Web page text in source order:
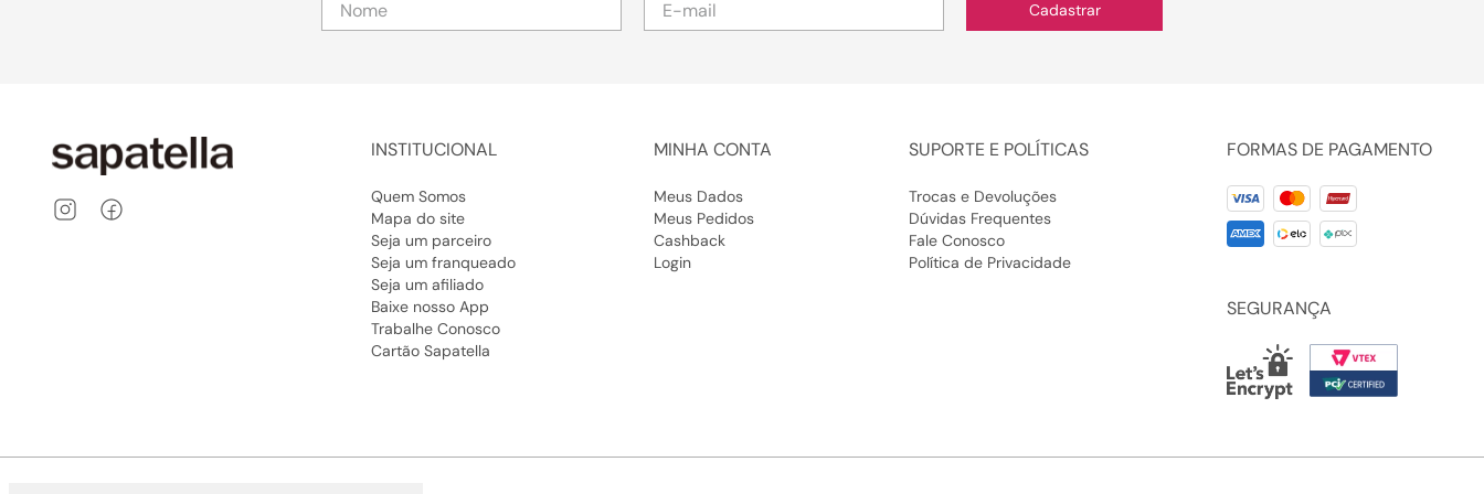
sandália que valorize o look com leveza.
A sandália salto bloco baixo traz a firmeza que seus pés
quem ama caminhar com segurança e ainda se destacar pela
beleza do look. Ótima para quem vai passar o dia fora, mas não
quer abrir mão de um saltinho.
todo.
Cadastrar
INSTITUCIONAL
Quem Somos
Mapa do site
Seja um parceiro
Seja um franqueado
Seja um afiliado
Baixe nosso App
Trabalhe Conosco
Cartão Sapatella
MINHA CONTA
Meus Dados
Meus Pedidos
Cashback
Login
SUPORTE E POLÍTICAS
Trocas e Devoluções
Dúvidas Frequentes
Fale Conosco
Política de Privacidade
FORMAS DE PAGAMENTO
SEGURANÇA